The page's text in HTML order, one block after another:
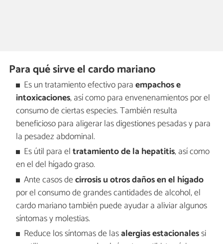
Para qué sirve el cardo mariano
Es un tratamiento efectivo paraempachos e
intoxicaciones, así como para envenenamientos por el
consumo de ciertas especies. También resulta
beneficioso para aligerar las digestiones pesadas y para
la pesadez abdominal.
Es útil para eltratamiento de la hepatitis, así como
en el del hígado graso.
Ante casos decirrosis u otros daños en el hígado
por el consumo de grandes cantidades de alcohol, el
cardo mariano también puede ayudar a aliviar algunos
síntomas y molestias.
Reduce los síntomas de lasalergias estacionalessi